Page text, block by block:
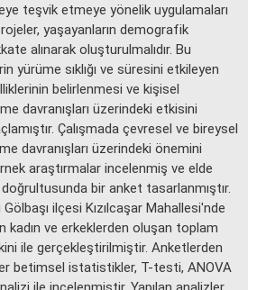
teşvik etmeye yönelik uygulamaları
yaşayanların demografik
alınarak oluşturulmalıdır. Bu
yürüme sıklığı ve süresini etkileyen
belirlenmesi ve kişisel
davranışları üzerindeki etkisini
Çalışmada çevresel ve bireysel
davranışları üzerindeki önemini
araştırmalar incelenmiş ve elde
bir anket tasarlanmıştır.
ilçesi Kızılcaşar Mahallesi'nde
kadın ve erkeklerden oluşan toplam
ile gerçekleştirilmiştir. Anketlerden
betimsel istatistikler, T-testi, ANOVA